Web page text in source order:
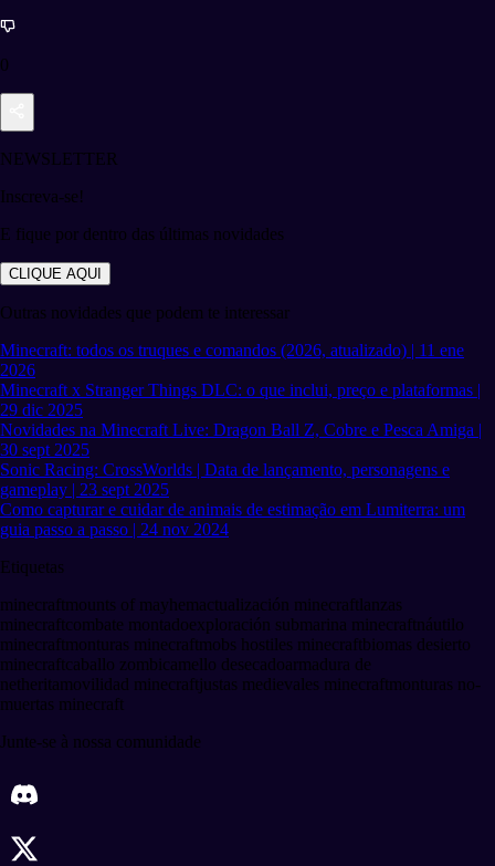
0
NEWSLETTER
Inscreva-se!
E fique por dentro das últimas novidades
CLIQUE AQUI
Outras novidades que podem te interessar
Minecraft: todos os truques e comandos (2026, atualizado) | 11 ene
2026
Minecraft x Stranger Things DLC: o que inclui, preço e plataformas |
29 dic 2025
Novidades na Minecraft Live: Dragon Ball Z, Cobre e Pesca Amiga |
30 sept 2025
Sonic Racing: CrossWorlds | Data de lançamento, personagens e
gameplay | 23 sept 2025
Como capturar e cuidar de animais de estimação em Lumiterra: um
guia passo a passo | 24 nov 2024
Etiquetas
minecraftmounts of mayhemactualización minecraftlanzas
minecraftcombate montadoexploración submarina minecraftnáutilo
minecraftmonturas minecraftmobs hostiles minecraftbiomas desierto
minecraftcaballo zombicamello desecadoarmadura de
netheritamovilidad minecraftjustas medievales minecraftmonturas no-
muertas minecraft
Junte-se à nossa comunidade